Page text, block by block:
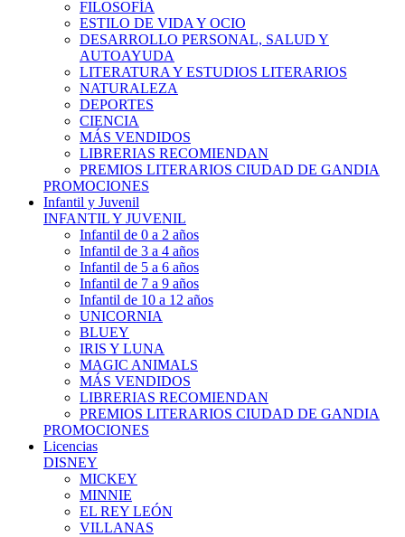
FILOSOFÍA
ESTILO DE VIDA Y OCIO
DESARROLLO PERSONAL, SALUD Y
AUTOAYUDA
LITERATURA Y ESTUDIOS LITERARIOS
NATURALEZA
DEPORTES
CIENCIA
MÁS VENDIDOS
LIBRERIAS RECOMIENDAN
PREMIOS LITERARIOS CIUDAD DE GANDIA
PROMOCIONES
Infantil y Juvenil
INFANTIL Y JUVENIL
Infantil de 0 a 2 años
Infantil de 3 a 4 años
Infantil de 5 a 6 años
Infantil de 7 a 9 años
Infantil de 10 a 12 años
UNICORNIA
BLUEY
IRIS Y LUNA
MAGIC ANIMALS
MÁS VENDIDOS
LIBRERIAS RECOMIENDAN
PREMIOS LITERARIOS CIUDAD DE GANDIA
PROMOCIONES
Licencias
DISNEY
MICKEY
MINNIE
EL REY LEÓN
VILLANAS